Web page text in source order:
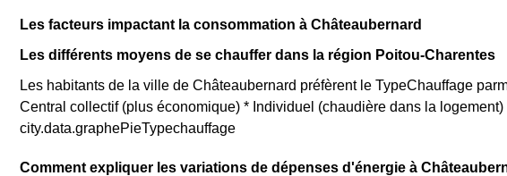
différencie deux tarifs : pendant 22 jours le prix de l'électricité est quatre fois
l'année, le prix est 20% moins cher par rapport au tarif normal à
Les facteurs impactant la consommation à Châteaubernard
Les différents moyens de se chauffer dans la région Poitou-Charentes
Les habitants de la ville de Châteaubernard préfèrent le TypeChauffage
Central collectif (plus économique) * Individuel (chaudière dans la
city.data.graphePieTypechauffage
Comment expliquer les variations de dépenses d'énergie à